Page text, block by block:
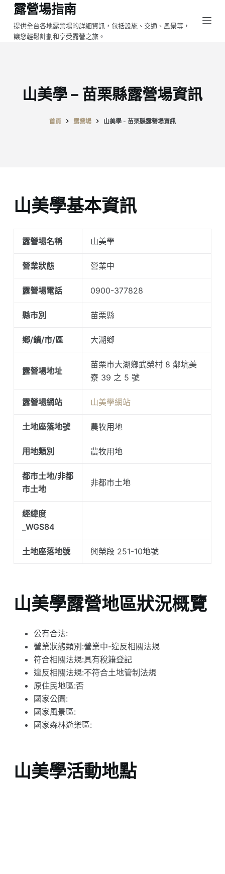
跳
至
主
露營場指南
提供全台各地露營場的詳細資訊，包括設施、交通、風景等，
讓您輕鬆計劃和享受露營之旅。
山美學 – 苗栗縣露營場資訊
首頁 露營場 山美學 - 苗栗縣露營場資訊
山美學基本資訊
露營場名稱 山美學
營業狀態 營業中
露營場電話 0900-377828
縣市別 苗栗縣
鄉/鎮/市/區 大湖鄉
露營場地址
苗栗市大湖鄉武榮村 8 鄰坑美
寮 39 之 5 號
露營場網站 山美學網站
土地座落地號 農牧用地
用地類別 農牧用地
都市土地/非都
市土地
非都市土地
經緯度
_WGS84
土地座落地號 興榮段 251-10地號
山美學露營地區狀況概覽
公有合法:
營業狀態類別:營業中-違反相關法規
符合相關法規:具有稅籍登記
違反相關法規:不符合土地管制法規
原住民地區:否
國家公園:
國家風景區:
國家森林遊樂區:
山美學活動地點